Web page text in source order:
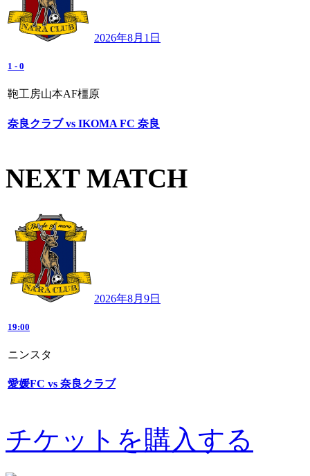
2026年8月1日
1 - 0
鞄工房山本AF橿原
奈良クラブ vs IKOMA FC 奈良
NEXT MATCH
2026年8月9日
19:00
ニンスタ
愛媛FC vs 奈良クラブ
チケットを購入する